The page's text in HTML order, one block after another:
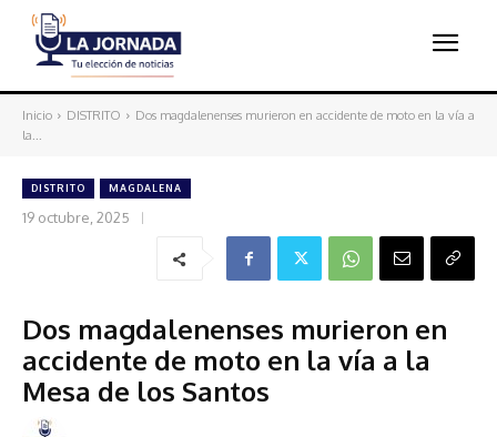
Inicio DISTRITO
Dos magdalenenses murieron en accidente de moto en la vía a
la...
DISTRITO MAGDALENA
19 octubre, 2025
Dos magdalenenses murieron en
accidente de moto en la vía a la
Mesa de los Santos